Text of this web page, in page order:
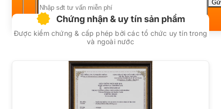
Chứng nhận & uy tín sản phẩm
Được kiểm chứng & cấp phép bởi các tổ chức uy tín trong
và ngoài nước